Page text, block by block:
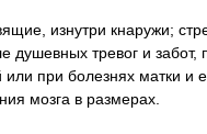
изнутри кнаружи;
душевных тревог и забот,
при болезнях матки и
мозга в размерах.